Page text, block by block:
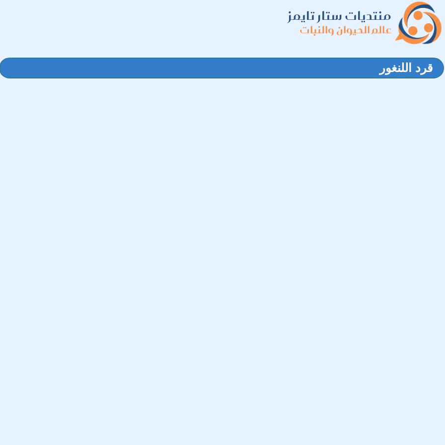
منتديات ستار تايمز
عالم الحيوان والنبات
قرد اللنغور